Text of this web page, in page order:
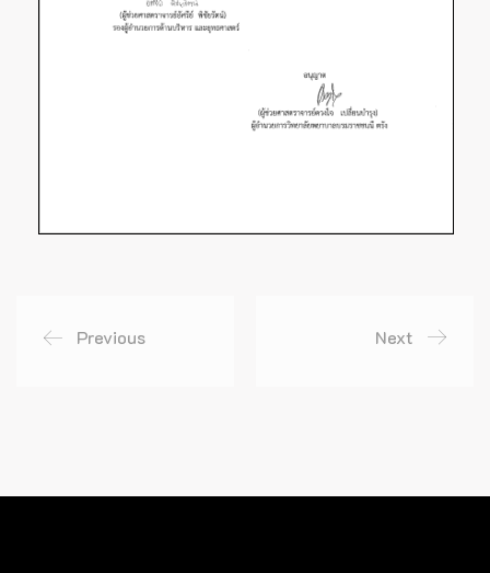
Previous Next